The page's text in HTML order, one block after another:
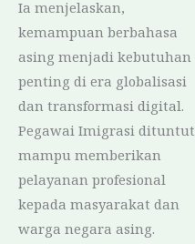
Ia menjelaskan,
kemampuan berbahasa
asing menjadi kebutuhan
penting di era globalisasi
dan transformasi digital.
Pegawai Imigrasi dituntut
mampu memberikan
pelayanan profesional
kepada masyarakat dan
warga negara asing.